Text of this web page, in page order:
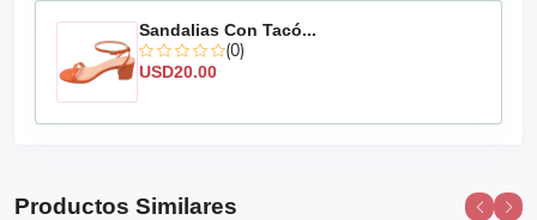
Sandalias Con Tacó...
(0)
USD20.00
Productos Similares